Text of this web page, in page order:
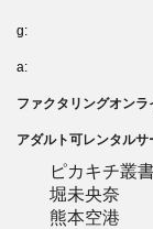
g:
a:
ファクタリングオンラ
アダルト可レンタルサ
ピカキチ叢
堀未央奈
熊本空港